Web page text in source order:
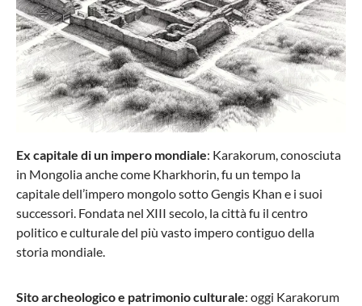
Stratic
Valigia rigida M con 4 rotelle, 66 cm, 67 litri
Stripe
179,95 €* 89,57 €*
-42%
Ex capitale di un impero mondiale: Karakorum, conosciuta
in Mongolia anche come Kharkhorin, fu un tempo la
capitale dell’impero mongolo sotto Gengis Khan e i suoi
successori. Fondata nel XIII secolo, la città fu il centro
politico e culturale del più vasto impero contiguo della
storia mondiale.
Sito archeologico e patrimonio culturale: oggi Karakorum